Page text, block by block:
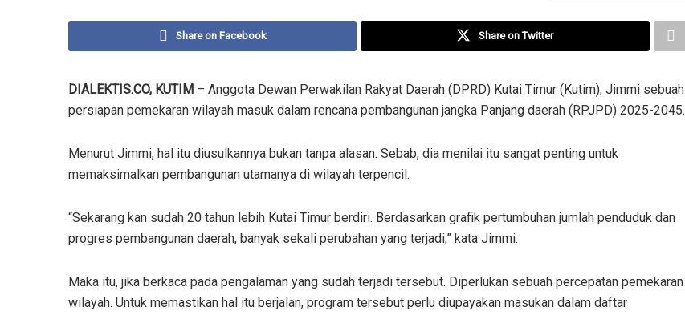
Share on Facebook Share on Twitter
DIALEKTIS.CO, KUTIM – Anggota Dewan Perwakilan Rakyat Daerah (DPRD) Kutai Timur (Kutim), Jimmi sebuah
persiapan pemekaran wilayah masuk dalam rencana pembangunan jangka Panjang daerah (RPJPD) 2025-2045.
Menurut Jimmi, hal itu diusulkannya bukan tanpa alasan. Sebab, dia menilai itu sangat penting untuk
memaksimalkan pembangunan utamanya di wilayah terpencil.
“Sekarang kan sudah 20 tahun lebih Kutai Timur berdiri. Berdasarkan grafik pertumbuhan jumlah penduduk dan
progres pembangunan daerah, banyak sekali perubahan yang terjadi,” kata Jimmi.
Maka itu, jika berkaca pada pengalaman yang sudah terjadi tersebut. Diperlukan sebuah percepatan pemekaran
wilayah. Untuk memastikan hal itu berjalan, program tersebut perlu diupayakan masukan dalam daftar